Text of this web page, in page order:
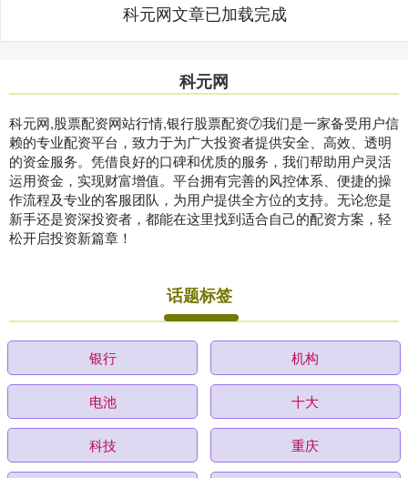
科元网文章已加载完成
科元网
科元网,股票配资网站行情,银行股票配资⑦我们是一家备受用户信
赖的专业配资平台，致力于为广大投资者提供安全、高效、透明
的资金服务。凭借良好的口碑和优质的服务，我们帮助用户灵活
运用资金，实现财富增值。平台拥有完善的风控体系、便捷的操
作流程及专业的客服团队，为用户提供全方位的支持。无论您是
新手还是资深投资者，都能在这里找到适合自己的配资方案，轻
松开启投资新篇章！
话题标签
银行 机构
电池 十大
科技 重庆